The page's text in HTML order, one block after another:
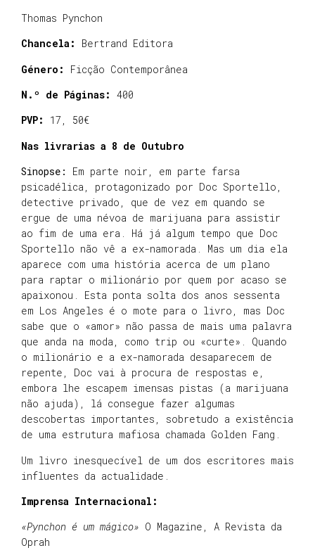
Thomas Pynchon
Chancela:
Bertrand Editora
Género: Ficção Contemporânea
N.º de Páginas: 400
PVP:
17, 50€
Nas livrarias a 8 de Outubro
Sinopse: Em parte noir, em parte farsa
psicadélica, protagonizado por Doc Sportello,
detective privado, que de vez em quando se
ergue de uma névoa de marijuana para assistir
ao fim de uma era. Há já algum tempo que Doc
Sportello não vê a ex-namorada. Mas um dia ela
aparece com uma história acerca de um plano
para raptar o milionário por quem por acaso se
apaixonou. Esta ponta solta dos anos sessenta
em Los Angeles é o mote para o livro, mas Doc
sabe que o «amor» não passa de mais uma palavra
que anda na moda, como trip ou «curte». Quando
o milionário e a ex-namorada desaparecem de
repente, Doc vai à procura de respostas e,
embora lhe escapem imensas pistas (a marijuana
não ajuda), lá consegue fazer algumas
descobertas importantes, sobretudo a existência
de uma estrutura mafiosa chamada Golden Fang.
Um livro inesquecível de um dos escritores mais
influentes da actualidade.
Imprensa Internacional:
«Pynchon é um mágico» O Magazine, A Revista da
Oprah